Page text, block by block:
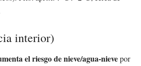
interior)
el riesgo de nieve/agua-nievepor